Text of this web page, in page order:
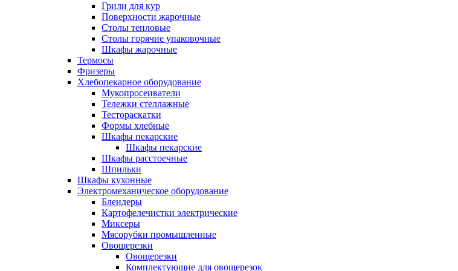
Грили для кур
Поверхности жарочные
Столы тепловые
Столы горячие упаковочные
Шкафы жарочные
Термосы
Фризеры
Хлебопекарное оборудование
Мукопросеиватели
Тележки стеллажные
Тестораскатки
Формы хлебные
Шкафы пекарские
Шкафы пекарские
Шкафы расстоечные
Шпильки
Шкафы кухонные
Электромеханическое оборудование
Блендеры
Картофелечистки электрические
Миксеры
Мясорубки промышленные
Овощерезки
Овощерезки
Комплектующие для овощерезок